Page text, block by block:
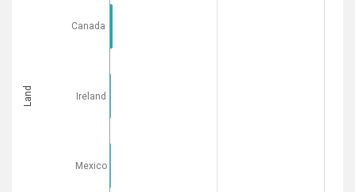
Canada
Ireland
Mexico
Land